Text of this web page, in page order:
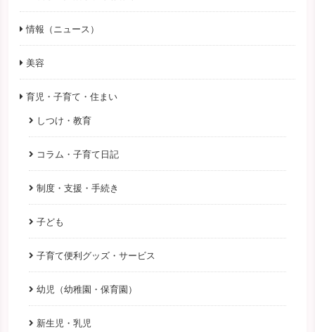
情報（ニュース）
美容
育児・子育て・住まい
しつけ・教育
コラム・子育て日記
制度・支援・手続き
子ども
子育て便利グッズ・サービス
幼児（幼稚園・保育園）
新生児・乳児